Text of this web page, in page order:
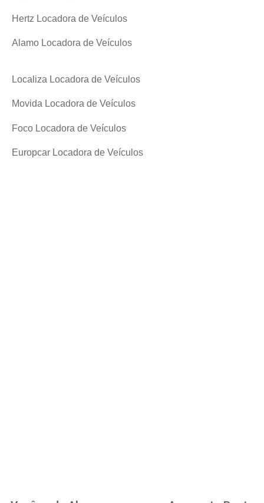
Hertz Locadora de Veículos
Alamo Locadora de Veículos
Localiza Locadora de Veículos
Movida Locadora de Veículos
Foco Locadora de Veículos
Europcar Locadora de Veículos